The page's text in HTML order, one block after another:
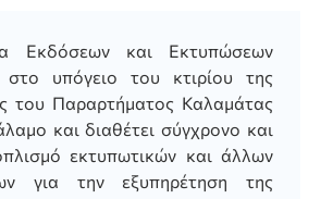
Εκδόσεωνκαι Εκτυπώσεων
στο υπόγειο του κτιρίου
της
του Παραρτήματος Καλαμάτας
αμο και διαθέτει σύγχρονο και
πλισμό εκτυπωτικών και άλλων
για την εξυπηρέτηση
της